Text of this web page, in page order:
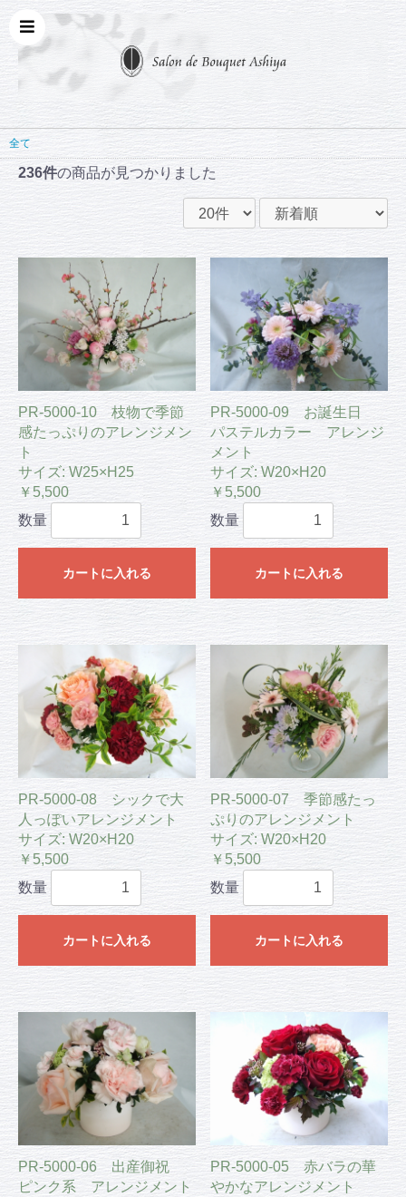
全て
236件の商品が見つかりました
PR-5000-10 枝物で季節
感たっぷりのアレンジメン
ト
サイズ: W25×H25
￥5,500
数量
カートに入れる
PR-5000-09 お誕生日
パステルカラー アレンジ
メント
サイズ: W20×H20
￥5,500
数量
カートに入れる
PR-5000-08 シックで大
人っぽいアレンジメント
サイズ: W20×H20
￥5,500
数量
カートに入れる
PR-5000-07 季節感たっ
ぷりのアレンジメント
サイズ: W20×H20
￥5,500
数量
カートに入れる
PR-5000-06 出産御祝
ピンク系 アレンジメント
PR-5000-05 赤バラの華
やかなアレンジメント